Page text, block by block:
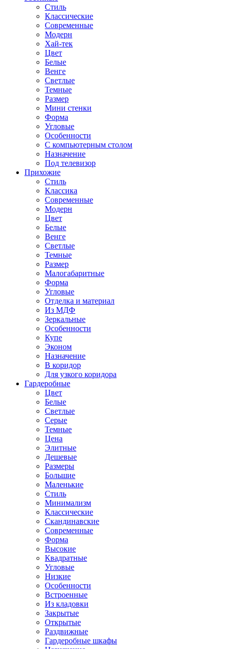
Стиль
Классические
Современные
Модерн
Хай-тек
Цвет
Белые
Венге
Светлые
Темные
Размер
Мини стенки
Форма
Угловые
Особенности
С компьютерным столом
Назначение
Под телевизор
Прихожие
Стиль
Классика
Современные
Модерн
Цвет
Белые
Венге
Светлые
Темные
Размер
Малогабаритные
Форма
Угловые
Отделка и материал
Из МДФ
Зеркальные
Особенности
Купе
Эконом
Назначение
В коридор
Для узкого коридора
Гардеробные
Цвет
Белые
Светлые
Серые
Темные
Цена
Элитные
Дешевые
Размеры
Большие
Маленькие
Стиль
Минимализм
Классические
Скандинавские
Современные
Форма
Высокие
Квадратные
Угловые
Низкие
Особенности
Встроенные
Из кладовки
Закрытые
Открытые
Раздвижные
Гардеробные шкафы